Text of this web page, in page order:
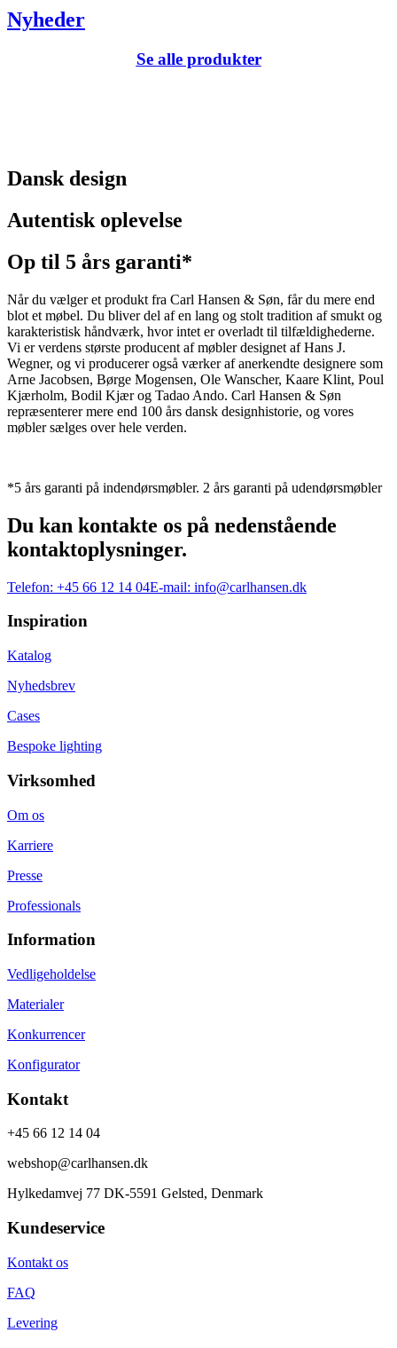
Nyheder
Se alle produkter
Dansk design
Autentisk oplevelse
Op til 5 års garanti*
Når du vælger et produkt fra Carl Hansen & Søn, får du mere end
blot et møbel. Du bliver del af en lang og stolt tradition af smukt og
karakteristisk håndværk, hvor intet er overladt til tilfældighederne.
Vi er verdens største producent af møbler designet af Hans J.
Wegner, og vi producerer også værker af anerkendte designere som
Arne Jacobsen, Børge Mogensen, Ole Wanscher, Kaare Klint, Poul
Kjærholm, Bodil Kjær og Tadao Ando. Carl Hansen & Søn
repræsenterer mere end 100 års dansk designhistorie, og vores
møbler sælges over hele verden.
*5 års garanti på indendørsmøbler. 2 års garanti på udendørsmøbler
Du kan kontakte os på nedenstående
kontaktoplysninger.
Telefon: +45 66 12 14 04E-mail: info@carlhansen.dk
Inspiration
Katalog
Nyhedsbrev
Cases
Bespoke lighting
Virksomhed
Om os
Karriere
Presse
Professionals
Information
Vedligeholdelse
Materialer
Konkurrencer
Konfigurator
Kontakt
+45 66 12 14 04
webshop@carlhansen.dk
Hylkedamvej 77 DK-5591 Gelsted, Denmark
Kundeservice
Kontakt os
FAQ
Levering